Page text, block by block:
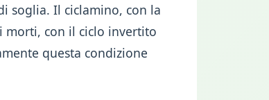
soglia. Il ciclamino, con la
con il ciclo invertito
questa condizione